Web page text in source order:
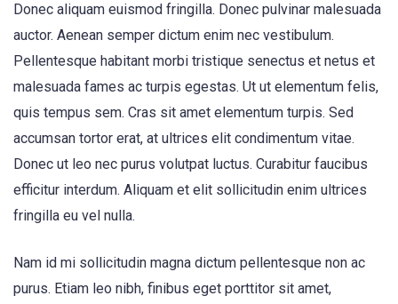
Donec aliquam euismod fringilla. Donec pulvinar malesuada
auctor. Aenean semper dictum enim nec vestibulum.
Pellentesque habitant morbi tristique senectus et netus et
malesuada fames ac turpis egestas. Ut ut elementum felis,
quis tempus sem. Cras sit amet elementum turpis. Sed
accumsan tortor erat, at ultrices elit condimentum vitae.
Donec ut leo nec purus volutpat luctus. Curabitur faucibus
efficitur interdum. Aliquam et elit sollicitudin enim ultrices
fringilla eu vel nulla.
Nam id mi sollicitudin magna dictum pellentesque non ac
purus. Etiam leo nibh, finibus eget porttitor sit amet,